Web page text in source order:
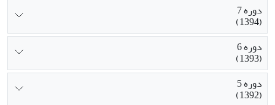
دوره 7
(1394)
دوره 6
(1393)
دوره 5
(1392)